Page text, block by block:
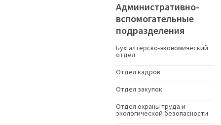
Административно-
вспомогательные
подразделения
Бухгалтерско-экономический
отдел
Отдел кадров
Отдел закупок
Отдел охраны труда и
экологической безопасности